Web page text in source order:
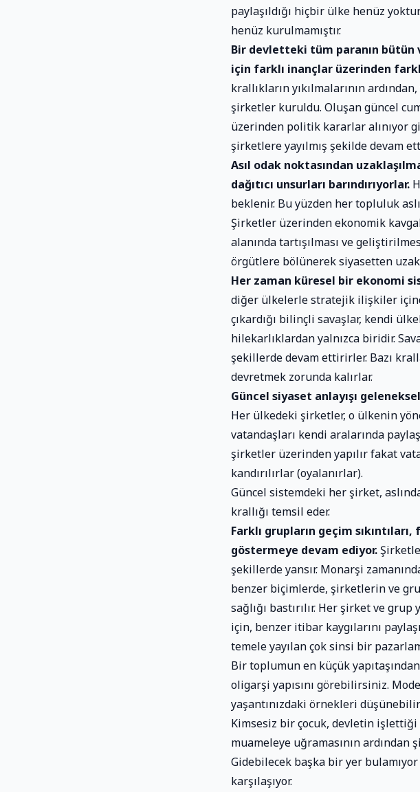
paylaşıldığı hiçbir ülke henüz
henüz kurulmamıştır.
Bir devletteki tüm paranın bütün
için farklı inançlar üzerinden
krallıkların yıkılmalarının
şirketler kuruldu. Oluşan güncel
üzerinden politik kararlar alınıyor
şirketlere yayılmış şekilde devam
Asıl odak noktasından
dağıtıcı unsurları barındırıyorlar.
beklenir. Bu yüzden her topluluk
Şirketler üzerinden ekonomik
alanında tartışılması ve
örgütlere bölünerek siyasetten
Her zaman küresel bir ekonomi
diğer ülkelerle stratejik ilişkiler
çıkardığı bilinçli savaşlar, kendi
hilekarlıklardan yalnızca biridir.
şekillerde devam ettirirler. Bazı
devretmek zorunda kalırlar.
Güncel siyaset anlayışı
Her ülkedeki şirketler, o ülkenin
vatandaşları kendi aralarında
şirketler üzerinden yapılır fakat
kandırılırlar (oyalanırlar).
Güncel sistemdeki her şirket,
krallığı temsil eder.
Farklı grupların geçim
göstermeye devam ediyor.
şekillerde yansır. Monarşi
benzer biçimlerde, şirketlerin ve
sağlığı bastırılır. Her şirket ve
için, benzer itibar kaygılarını
temele yayılan çok sinsi bir
Bir toplumun en küçük
oligarşi yapısını görebilirsiniz.
yaşantınızdaki örnekleri
Kimsesiz bir çocuk, devletin
muameleye uğramasının ardından
Gidebilecek başka bir yer
karşılaşıyor.